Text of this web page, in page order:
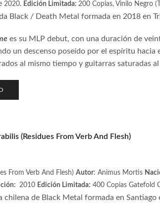
2020. Edición Limitada: 200 Copias, Vinilo Negro
Black / Death Metal formada en 2018 en
es su MLP debut, con una duración de
un descenso poseído por el espíritu
al mismo tiempo y guitarras saturadas
(Residues From Verb And Flesh)
From Verb And Flesh) Autor: Animus Mortis
2010 Edición Limitada: 400 Copias Gatefold
chilena de Black Metal formada en